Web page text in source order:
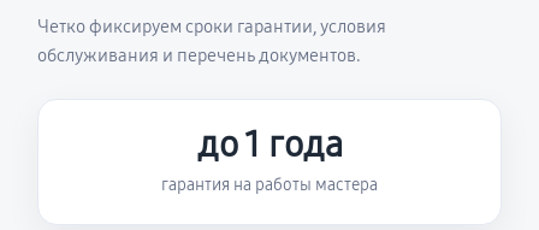
Четко фиксируем сроки гарантии, условия
обслуживания и перечень документов.
до 1 года
гарантия на работы мастера